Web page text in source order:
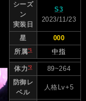
シーズ
ン
実装日
S3
2023/11/23
星
000
所属*1 中指
体力 *2
89~264
防御レ
ベル
人格Lv+5